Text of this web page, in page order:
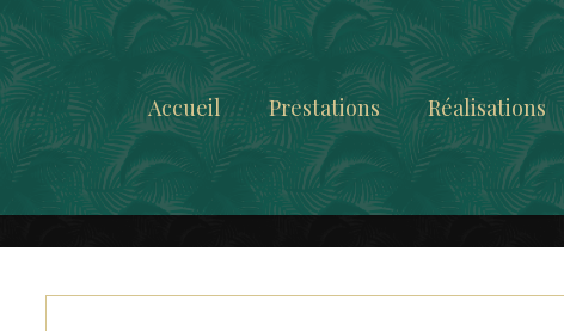
Accueil Prestations Réalisations